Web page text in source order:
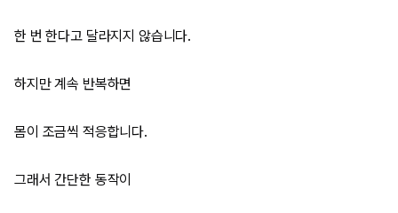
한 번 한다고 달라지지 않습니다.
하지만 계속 반복하면
몸이 조금씩 적응합니다.
그래서 간단한 동작이